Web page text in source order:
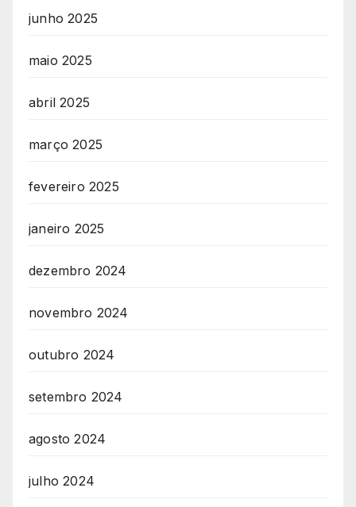
junho 2025
maio 2025
abril 2025
março 2025
fevereiro 2025
janeiro 2025
dezembro 2024
novembro 2024
outubro 2024
setembro 2024
agosto 2024
julho 2024